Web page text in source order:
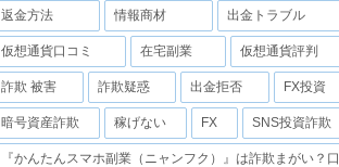
返金方法 情報商材 出金トラブル
仮想通貨口コミ 在宅副業 仮想通貨評判
詐欺 被害 詐欺疑惑 出金拒否 FX投資
暗号資産詐欺 稼げない FX SNS投資詐欺
『かんたんスマホ副業（ニャンフク）』は詐欺まがい？口